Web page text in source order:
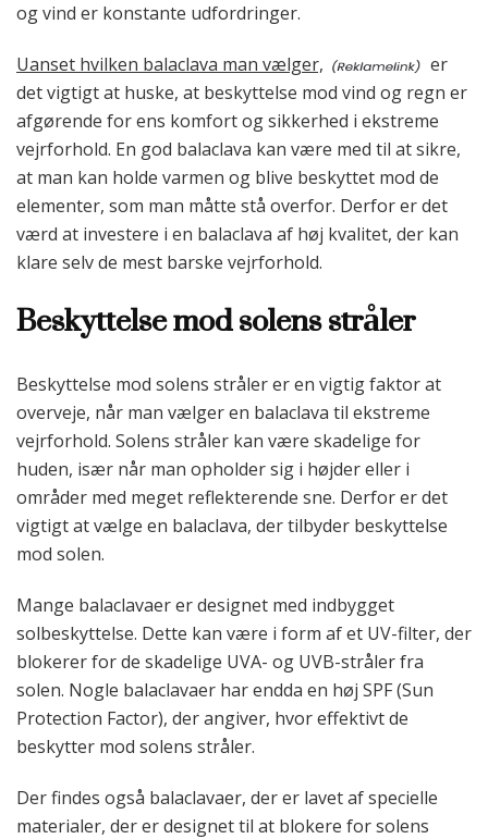
og vind er konstante udfordringer.
Uanset hvilken balaclava man vælger,
er
det vigtigt at huske, at beskyttelse mod vind og regn er
afgørende for ens komfort og sikkerhed i ekstreme
vejrforhold. En god balaclava kan være med til at sikre,
at man kan holde varmen og blive beskyttet mod de
elementer, som man måtte stå overfor. Derfor er det
værd at investere i en balaclava af høj kvalitet, der kan
klare selv de mest barske vejrforhold.
Beskyttelse mod solens stråler
Beskyttelse mod solens stråler er en vigtig faktor at
overveje, når man vælger en balaclava til ekstreme
vejrforhold. Solens stråler kan være skadelige for
huden, især når man opholder sig i højder eller i
områder med meget reflekterende sne. Derfor er det
vigtigt at vælge en balaclava, der tilbyder beskyttelse
mod solen.
Mange balaclavaer er designet med indbygget
solbeskyttelse. Dette kan være i form af et UV-filter, der
blokerer for de skadelige UVA- og UVB-stråler fra
solen. Nogle balaclavaer har endda en høj SPF (Sun
Protection Factor), der angiver, hvor effektivt de
beskytter mod solens stråler.
Der findes også balaclavaer, der er lavet af specielle
materialer, der er designet til at blokere for solens